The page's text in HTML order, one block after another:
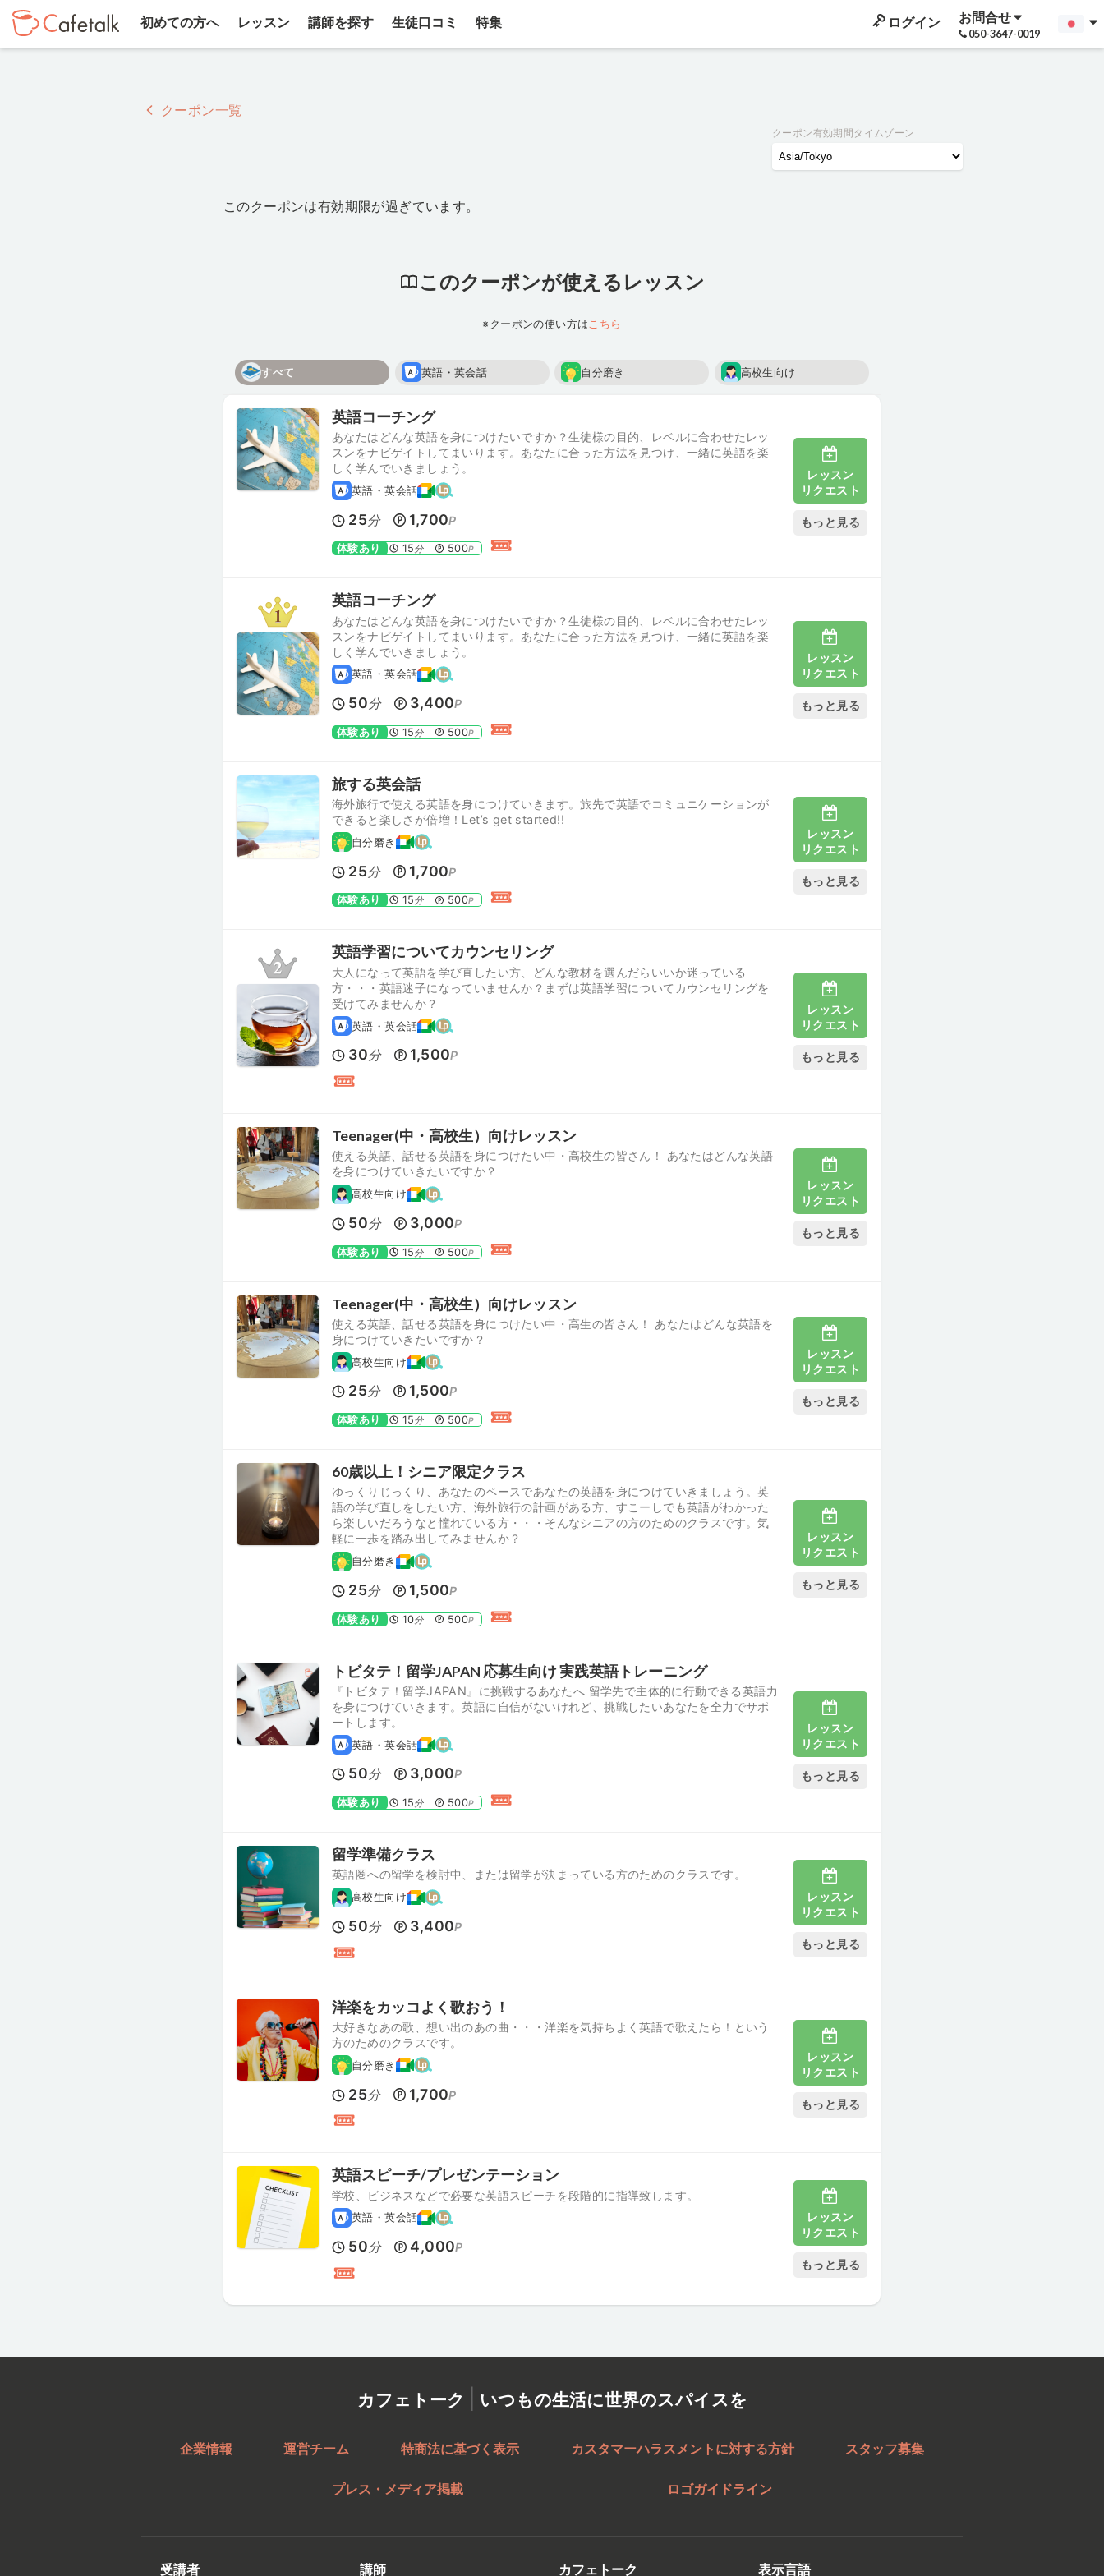
初めての方へ レッスン 講師を探す 生徒口コミ 特集 ログイン お問合せ
050-3647-0019
クーポン一覧
クーポン有効期間タイムゾーン
このクーポンは有効期限が過ぎています。
このクーポンが使えるレッスン
※クーポンの使い方はこちら
すべて 英語・英会話 自分磨き 高校生向け
英語コーチング
あなたはどんな英語を身につけたいですか？生徒様の目的、レベルに合わせたレッ
スンをナビゲイトしてまいります。あなたに合った方法を見つけ、一緒に英語を楽
しく学んでいきましょう。
英語・英会話
25分 1,700P
体験あり 15分 500P
レッスン
リクエスト
もっと見る
英語コーチング
あなたはどんな英語を身につけたいですか？生徒様の目的、レベルに合わせたレッ
スンをナビゲイトしてまいります。あなたに合った方法を見つけ、一緒に英語を楽
しく学んでいきましょう。
英語・英会話
50分 3,400P
体験あり 15分 500P
レッスン
リクエスト
もっと見る
旅する英会話
海外旅行で使える英語を身につけていきます。旅先で英語でコミュニケーションが
できると楽しさが倍増！Let’s get started!!
自分磨き
25分 1,700P
体験あり 15分 500P
レッスン
リクエスト
もっと見る
英語学習についてカウンセリング
大人になって英語を学び直したい方、どんな教材を選んだらいいか迷っている
方・・・英語迷子になっていませんか？まずは英語学習についてカウンセリングを
受けてみませんか？
英語・英会話
30分 1,500P
レッスン
リクエスト
もっと見る
Teenager(中・高校生）向けレッスン
使える英語、話せる英語を身につけたい中・高校生の皆さん！ あなたはどんな英語
を身につけていきたいですか？
高校生向け
50分 3,000P
体験あり 15分 500P
レッスン
リクエスト
もっと見る
Teenager(中・高校生）向けレッスン
使える英語、話せる英語を身につけたい中・高生の皆さん！ あなたはどんな英語を
身につけていきたいですか？
高校生向け
25分 1,500P
体験あり 15分 500P
レッスン
リクエスト
もっと見る
60歳以上！シニア限定クラス
ゆっくりじっくり、あなたのペースであなたの英語を身につけていきましょう。英
語の学び直しをしたい方、海外旅行の計画がある方、すこーしでも英語がわかった
ら楽しいだろうなと憧れている方・・・そんなシニアの方のためのクラスです。気
軽に一歩を踏み出してみませんか？
自分磨き
25分 1,500P
体験あり 10分 500P
レッスン
リクエスト
もっと見る
トビタテ！留学JAPAN 応募生向け 実践英語トレーニング
『トビタテ！留学JAPAN』に挑戦するあなたへ 留学先で主体的に行動できる英語力
を身につけていきます。英語に自信がないけれど、挑戦したいあなたを全力でサポ
ートします。
英語・英会話
50分 3,000P
体験あり 15分 500P
レッスン
リクエスト
もっと見る
留学準備クラス
英語圏への留学を検討中、または留学が決まっている方のためのクラスです。
高校生向け
50分 3,400P
レッスン
リクエスト
もっと見る
洋楽をカッコよく歌おう！
大好きなあの歌、想い出のあの曲・・・洋楽を気持ちよく英語で歌えたら！という
方のためのクラスです。
自分磨き
25分 1,700P
レッスン
リクエスト
もっと見る
英語スピーチ/プレゼンテーション
学校、ビジネスなどで必要な英語スピーチを段階的に指導致します。
英語・英会話
50分 4,000P
レッスン
リクエスト
もっと見る
カフェトーク | いつもの生活に世界のスパイスを
企業情報 運営チーム 特商法に基づく表示 カスタマーハラスメントに対する方針 スタッフ募集
プレス・メディア掲載 ロゴガイドライン
受講者 講師 カフェトーク 表示言語